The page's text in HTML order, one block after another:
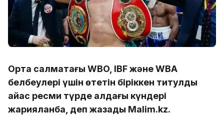
Орта салмақтағы WBO, IBF және WBA
белбеулері үшін өтетін біріккен титулдық
айқас ресми түрде алдағы күндері
жарияланбақ, деп жазады Malim.kz.